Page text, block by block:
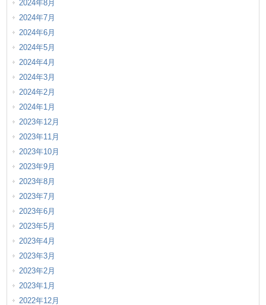
2024年8月
2024年7月
2024年6月
2024年5月
2024年4月
2024年3月
2024年2月
2024年1月
2023年12月
2023年11月
2023年10月
2023年9月
2023年8月
2023年7月
2023年6月
2023年5月
2023年4月
2023年3月
2023年2月
2023年1月
2022年12月